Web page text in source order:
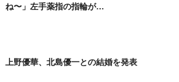
ね〜」左手薬指の指輪が…
上野優華、北島優一との結婚を発表